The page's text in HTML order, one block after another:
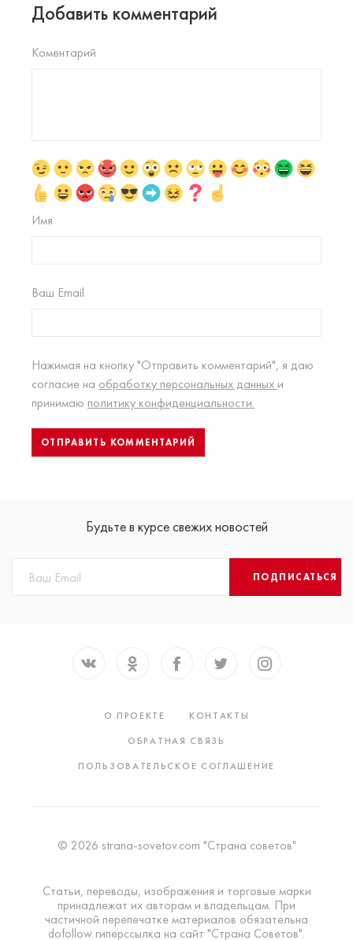
Добавить комментарий
Коментарий
Имя
Ваш Email
Нажимая на кнопку "Отправить комментарий", я даю
согласие на обработку персональных данных и
принимаю политику конфиденциальности.
Будьте в курсе свежих новостей
ПОДПИСАТЬСЯ
О ПРОЕКТЕ
КОНТАКТЫ
ОБРАТНАЯ СВЯЗЬ
ПОЛЬЗОВАТЕЛЬСКОЕ СОГЛАШЕНИЕ
© 2026 strana-sovetov.com "Страна советов"
Статьи, переводы, изображения и торговые марки
принадлежат их авторам и владельцам. При
частичной перепечатке материалов обязательна
dofollow гиперссылка на сайт "Страна Советов".